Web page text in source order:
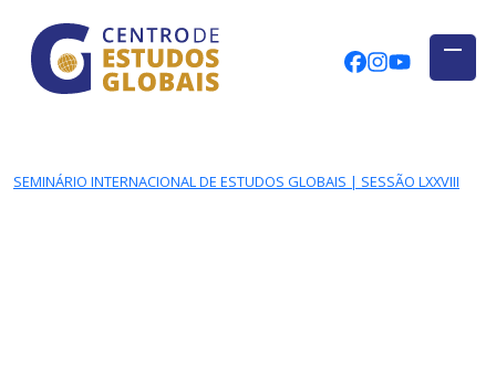
Skip to main content
CENTRO DE ESTUDOS GLOBAIS
CEGUAb @
SEMINÁRIO INTERNACIONAL DE ESTUDOS GLOBAIS | SESSÃO LXXVIII